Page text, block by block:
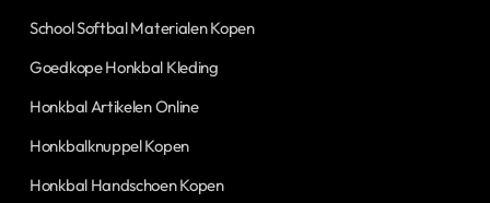
School Softbal Materialen Kopen
Goedkope Honkbal Kleding
Honkbal Artikelen Online
Honkbalknuppel Kopen
Honkbal Handschoen Kopen